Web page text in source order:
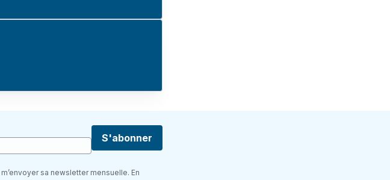
S'abonner
sa newsletter mensuelle. En